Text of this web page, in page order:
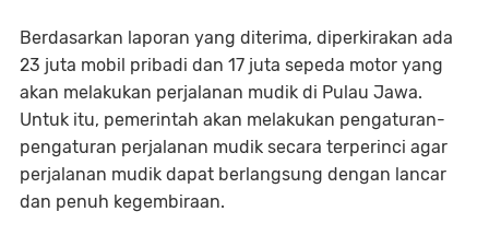
Berdasarkan laporan yang diterima, diperkirakan ada
23 juta mobil pribadi dan 17 juta sepeda motor yang
akan melakukan perjalanan mudik di Pulau Jawa.
Untuk itu, pemerintah akan melakukan pengaturan-
pengaturan perjalanan mudik secara terperinci agar
perjalanan mudik dapat berlangsung dengan lancar
dan penuh kegembiraan.